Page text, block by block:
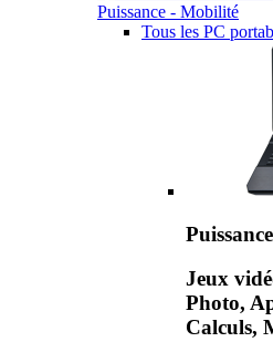
Puissance - Mobilité
Tous les PC
Jeux
Photo,
Calculs,